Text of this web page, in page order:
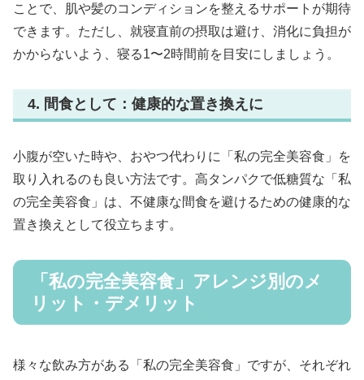
ことで、肌や髪のコンディションを整えるサポートが期待
できます。ただし、就寝直前の摂取は避け、消化に負担が
かからないよう、寝る1〜2時間前を目安にしましょう。
4. 間食として：健康的な置き換えに
小腹が空いた時や、おやつ代わりに「私の完全美容食」を
取り入れるのも良い方法です。高タンパクで低糖質な「私
の完全美容食」は、不健康な間食を避けるための健康的な
置き換えとして役立ちます。
「私の完全美容食」アレンジ別のメ
リット・デメリット
様々な飲み方がある「私の完全美容食」ですが、それぞれ